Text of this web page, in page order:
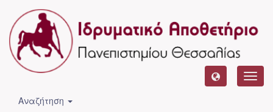
Αναζήτηση